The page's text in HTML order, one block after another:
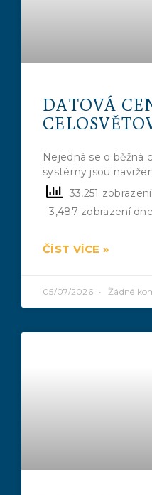
DATOVÁ
Nejedná se o běžná
systémy jsou
33,251
3,487 zobrazení
ČÍST VÍCE »
05/07/2026 Žádné